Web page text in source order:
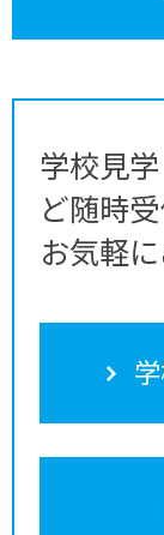
学校見
ど随時
お気軽